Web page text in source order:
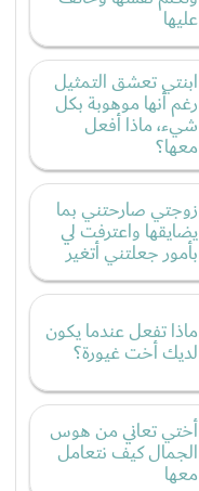
عليها
ابنتي تعشق التمثيل
رغم أنها موهوبة بكل
شيء، ماذا أفعل
معها؟
زوجتي صارحتني بما
يضايقها واعترفت لي
بأمور جعلتني أتغير
ماذا تفعل عندما يكون
لديك أخت غيورة؟
أختي تعاني من هوس
الجمال كيف نتعامل
معها